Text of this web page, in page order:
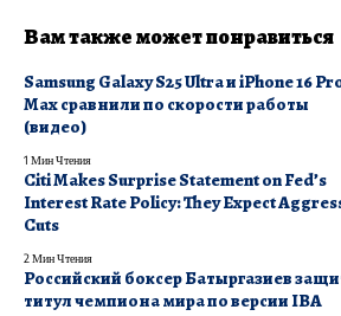
Вам также может понравиться
Samsung Galaxy S25 Ultra и iPhone 16
Max сравнили по скорости работы
(видео)
1 Мин Чтения
Citi Makes Surprise Statement on Fed’s
Interest Rate Policy: They Expect
Cuts
2 Мин Чтения
Российский боксер Батыргазиев
титул чемпиона мира по версии IBA